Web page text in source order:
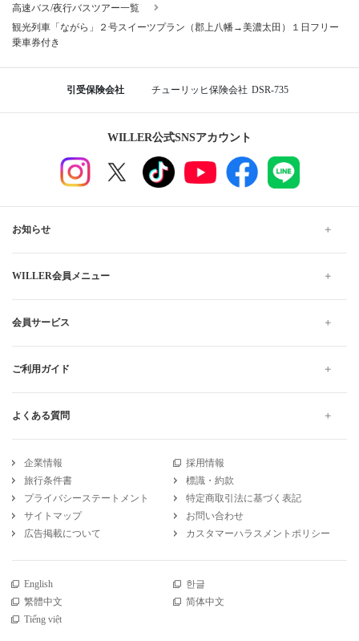
高速バス/夜行バスツアー一覧
観光列車「ながら」２号スイーツプラン（郡上八幡→美濃太田）１日フリー
乗車券付き
引受保険会社 チューリッヒ保険会社 DSR-735
WILLER公式SNSアカウント
お知らせ
WILLER会員メニュー
会員サービス
ご利用ガイド
よくある質問
企業情報
採用情報
旅行条件書
標識・約款
プライバシーステートメント
特定商取引法に基づく表記
サイトマップ
お問い合わせ
広告掲載について
カスタマーハラスメントポリシー
English
한글
繁體中文
简体中文
Tiếng việt